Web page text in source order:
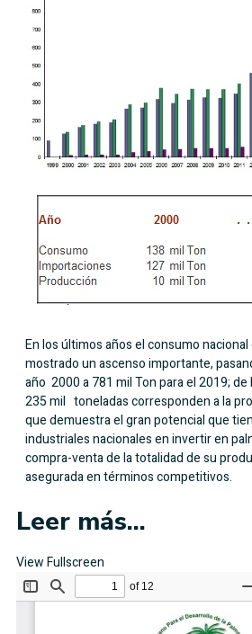
En los últimos años el consumo
mostrado un ascenso importante,
año 2000 a 781 mil Ton para el 2019;
235 mil toneladas corresponden a la
que demuestra el gran potencial que
industriales nacionales en invertir en
compra-venta de la totalidad de su
asegurada en términos competitivos.
Leer más...
View Fullscreen